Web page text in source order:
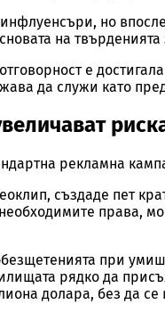
но
на
е
да служи като
рекламна
създаде пет
права,
при
рядко да
долара, без да